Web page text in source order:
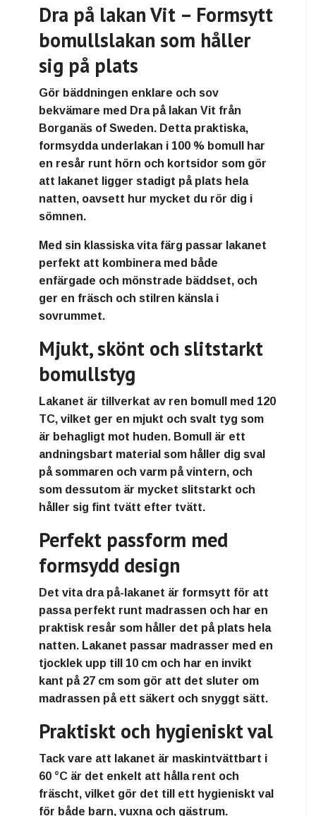
Dra på lakan Vit – Formsytt
bomullslakan som håller
sig på plats
Gör bäddningen enklare och sov
bekvämare med Dra på lakan Vit från
Borganäs of Sweden. Detta praktiska,
formsydda underlakan i 100 % bomull
har
en resår runt hörn och kortsidor som gör
att lakanet ligger stadigt på plats hela
natten, oavsett hur mycket du rör dig i
sömnen.
Med sin klassiska vita färg passar lakanet
perfekt att kombinera med både
enfärgade och mönstrade bäddset, och
ger en fräsch och stilren känsla i
sovrummet.
Mjukt, skönt och slitstarkt
bomullstyg
Lakanet är tillverkat av ren bomull med 120
TC, vilket ger en mjukt och svalt tyg som
är behagligt mot huden. Bomull är ett
andningsbart material som håller dig sval
på sommaren och varm på vintern, och
som dessutom är mycket slitstarkt och
håller sig fint tvätt efter tvätt.
Perfekt passform med
formsydd design
Det vita dra på-lakanet är formsytt för att
passa perfekt runt madrassen och har en
praktisk resår som håller det på plats hela
natten. Lakanet passar madrasser med en
tjocklek upp till 10 cm och har en invikt
kant på 27 cm som gör att det sluter om
madrassen på ett säkert och snyggt sätt.
Praktiskt och hygieniskt val
Tack vare att lakanet är maskintvättbart i
60 °C är det enkelt att hålla rent och
fräscht, vilket gör det till ett hygieniskt val
för både barn, vuxna och gästrum.